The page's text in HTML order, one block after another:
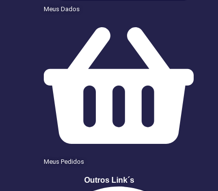
Meus Dados
Meus Pedidos
Outros Link´s